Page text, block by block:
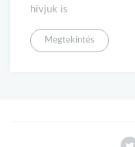
hívjuk is
Megtekintés